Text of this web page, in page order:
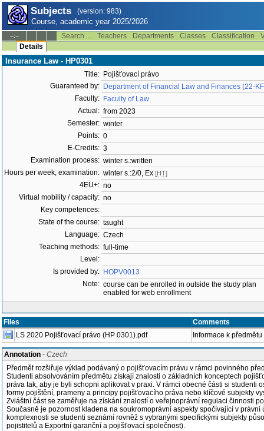
Subjects (version: 983)
Course, academic year 2025/2026
--:-- Search ... Teachers Departments Classes Classification
Details
Insurance Law - HP0301
Title: Pojišťovací právo
Guaranteed by: Department of Financial Law and Finances (22-
Faculty: Faculty of Law
Actual: from 2023
Semester: winter
Points: 0
E-Credits: 3
Examination process: winter s.:written
Hours per week, examination: winter s.:2/0, Ex [HT]
4EU+: no
Virtual mobility / capacity: no
Key competences:
State of the course: taught
Language: Czech
Teaching methods: full-time
Level:
Is provided by: HOPV0013
Note: course can be enrolled in outside the study plan
enabled for web enrollment
Files
Comments
LS 2020 Pojišťovací právo (HP 0301).pdf
Informace k předmětu
Annotation - Czech
Předmět rozšiřuje výklad podávaný o pojišťovacím právu v rámci povinného
Studenti absolvováním předmětu získají znalosti o základních konceptech
práva tak, aby je byli schopni aplikovat v praxi. V rámci obecné části si
formy pojištění, prameny a principy pojišťovacího práva nebo klíčové subjekty
Zvláštní část se zaměřuje na získání znalostí o veřejnoprávní regulaci činnosti
Současně je pozornost kladena na soukromoprávní aspekty spočívající v
komplexnosti se studenti seznámí rovněž s vybranými specifickými subjekty
pojistitelů a Exportní garanční a pojišťovací společnost).